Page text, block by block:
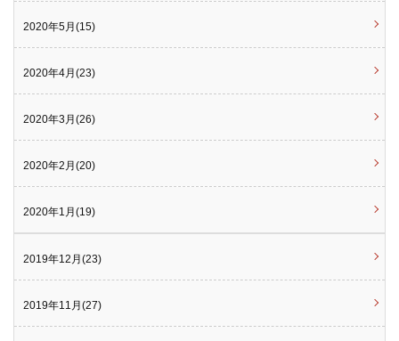
2020年5月(15)
2020年4月(23)
2020年3月(26)
2020年2月(20)
2020年1月(19)
2019年12月(23)
2019年11月(27)